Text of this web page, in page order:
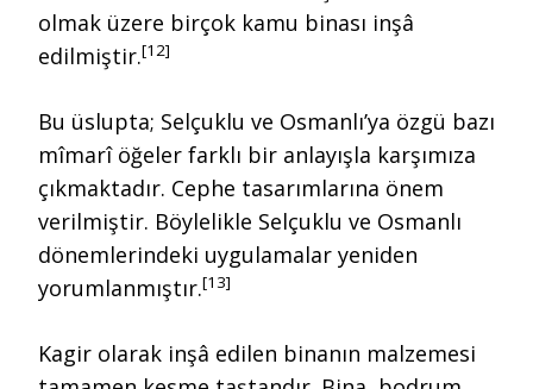
olmak üzere birçok kamu binası inşâ
edilmiştir.[12]
Bu üslupta; Selçuklu ve Osmanlı’ya özgü bazı
mîmarî öğeler farklı bir anlayışla karşımıza
çıkmaktadır. Cephe tasarımlarına önem
verilmiştir. Böylelikle Selçuklu ve Osmanlı
dönemlerindeki uygulamalar yeniden
yorumlanmıştır.[13]
Kagir olarak inşâ edilen binanın malzemesi